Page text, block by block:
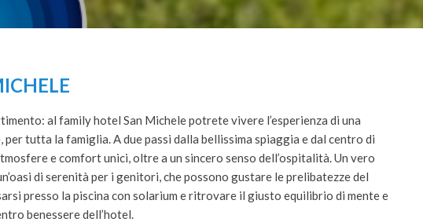
al family hotel San Michele potrete vivere l’esperienza di una
per tutta la famiglia. A due passi dalla bellissima spiaggia e dal centro di
e comfort unici, oltre a un sincero senso dell’ospitalità. Un vero
di serenità per i genitori, che possono gustare le prelibatezze del
presso la piscina con solarium e ritrovare il giusto equilibrio di mente e
benessere dell’hotel.